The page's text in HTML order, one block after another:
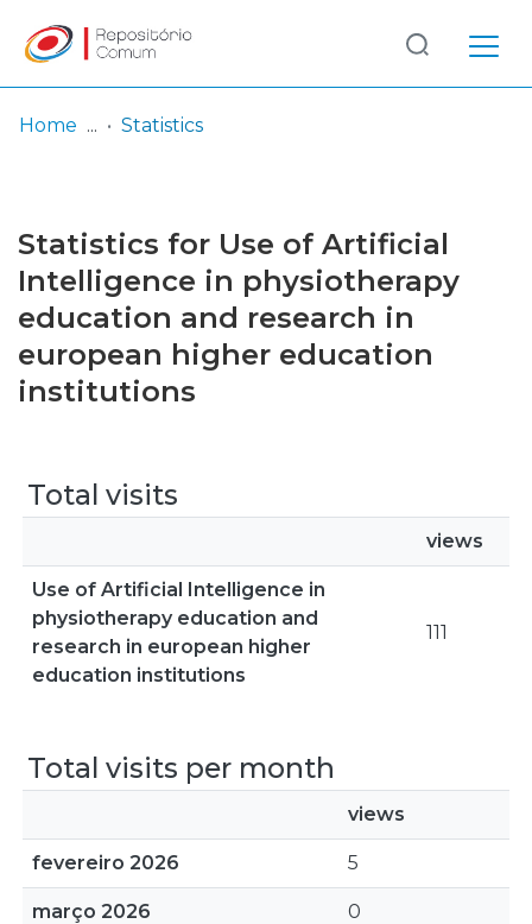
Browse repository
Entities
Log
In
(current)
Home Statistics
Statistics for Use of Artificial
Intelligence in physiotherapy
education and research in
european higher education
institutions
Total visits
views
Use of Artificial Intelligence in
physiotherapy education and
research in european higher
education institutions
111
Total visits per month
views
fevereiro 2026 5
março 2026 0